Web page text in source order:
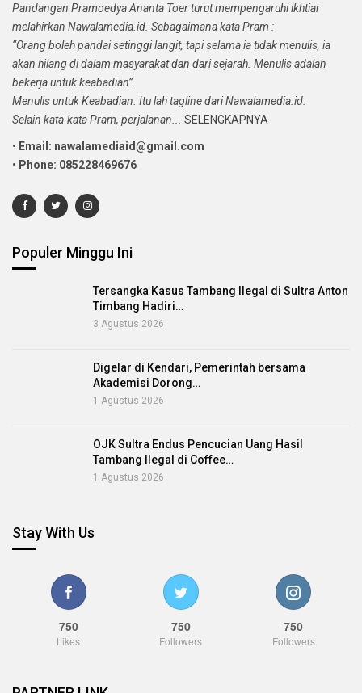
Pandangan Pramoedya Ananta Toer turut mempengaruhi ikhtiar
melahirkan Nawalamedia.id. Sebagaimana kata Pram :
“Orang boleh pandai setinggi langit, tapi selama ia tidak menulis, ia
akan hilang di dalam masyarakat dan dari sejarah. Menulis adalah
bekerja untuk keabadian”.
Menulis untuk Keabadian. Itu lah tagline dari Nawalamedia.id.
Selain kata-kata Pram, perjalanan...
SELENGKAPNYA
• Email: nawalamediaid@gmail.com
• Phone: 085228469676
Populer Minggu Ini
Tersangka Kasus Tambang Ilegal di Sultra Anton
Timbang Hadiri…
3 Agustus 2026
Digelar di Kendari, Pemerintah bersama
Akademisi Dorong…
1 Agustus 2026
OJK Sultra Endus Pencucian Uang Hasil
Tambang Ilegal di Coffee…
1 Agustus 2026
Stay With Us
750
Likes
750
Followers
750
Followers